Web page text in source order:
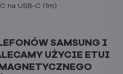
na USB-C (1m)
SAMSUNG I
UŻYCIE ETUI